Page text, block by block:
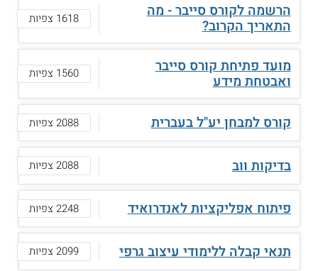
הרשמה לקורס סייבר - מה
התאריך הקרוב? 1618 צפיות
מועד פתיחת קורס סייבר
ואבטחת מידע 1560 צפיות
קורס למבחן יע"ל בעברית 2088 צפיות
בדיקות ווב 2088 צפיות
פיתוח אפליקציות לאנדרואיד 2248 צפיות
תנאי קבלה ללימודי עיצוב גרפי 2099 צפיות